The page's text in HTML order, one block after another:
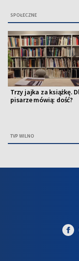
SPOŁECZNE
Trzy jajka za książkę.
pisarze mówią: dość?
TVP WILNO